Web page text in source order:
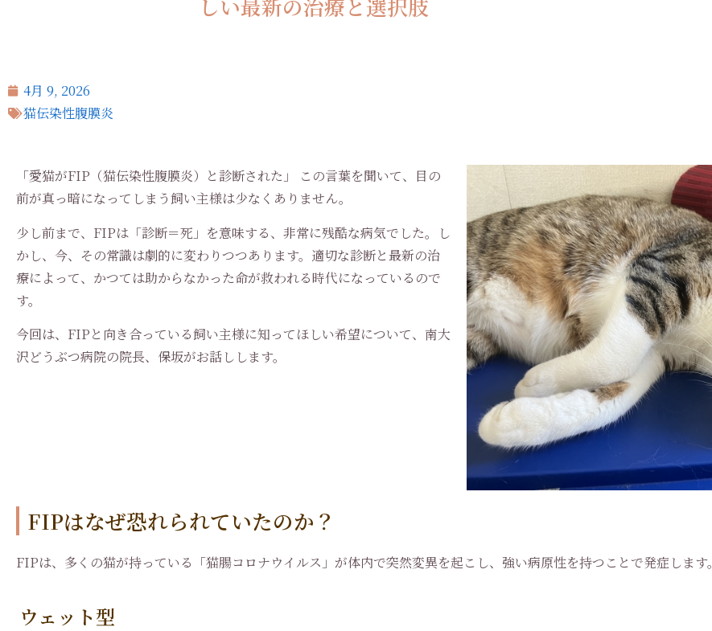
しい最新の治療と選択肢
4月 9, 2026
猫伝染性腹膜炎
「愛猫がFIP（猫伝染性腹膜炎）と診断された」 この言葉を聞いて、目の
前が真っ暗になってしまう飼い主様は少なくありません。
少し前まで、FIPは「診断＝死」を意味する、非常に残酷な病気でした。し
かし、今、その常識は劇的に変わりつつあります。適切な診断と最新の治
療によって、かつては助からなかった命が救われる時代になっているので
す。
今回は、FIPと向き合っている飼い主様に知ってほしい希望について、南大
沢どうぶつ病院の院長、保坂がお話しします。
FIPはなぜ恐れられていたのか？
FIPは、多くの猫が持っている「猫腸コロナウイルス」が体内で突然変異を起こし、強い病原性を持つことで発症します。
ウェット型